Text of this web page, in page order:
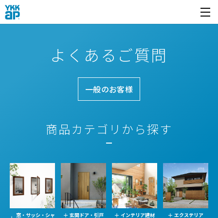
開く
よくあるご質問
一般のお客様
商品カテゴリから探す
窓・サッシ・シャ
玄関ドア・引戸 インテリア建材 エクステリア